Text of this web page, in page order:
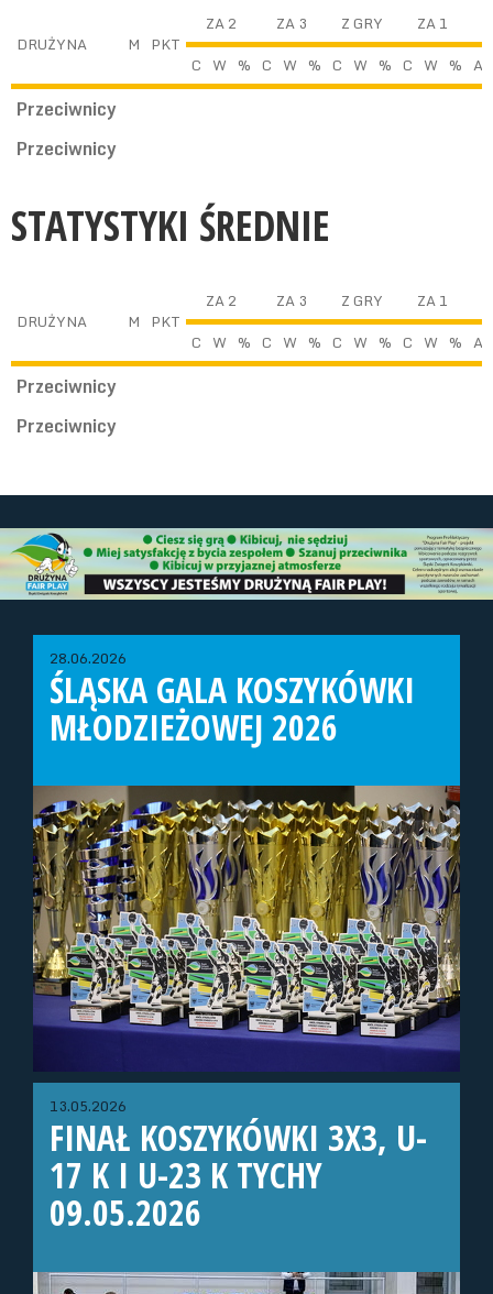
DRUŻYNA M PKT
ZA 2 ZA 3 Z GRY ZA 1
C W % C W % C W % C W % A
Przeciwnicy
Przeciwnicy
STATYSTYKI ŚREDNIE
DRUŻYNA M PKT
ZA 2 ZA 3 Z GRY ZA 1
C W % C W % C W % C W % A
Przeciwnicy
Przeciwnicy
28.06.2026
ŚLĄSKA GALA KOSZYKÓWKI
MŁODZIEŻOWEJ 2026
13.05.2026
FINAŁ KOSZYKÓWKI 3X3, U-
17 K I U-23 K TYCHY
09.05.2026